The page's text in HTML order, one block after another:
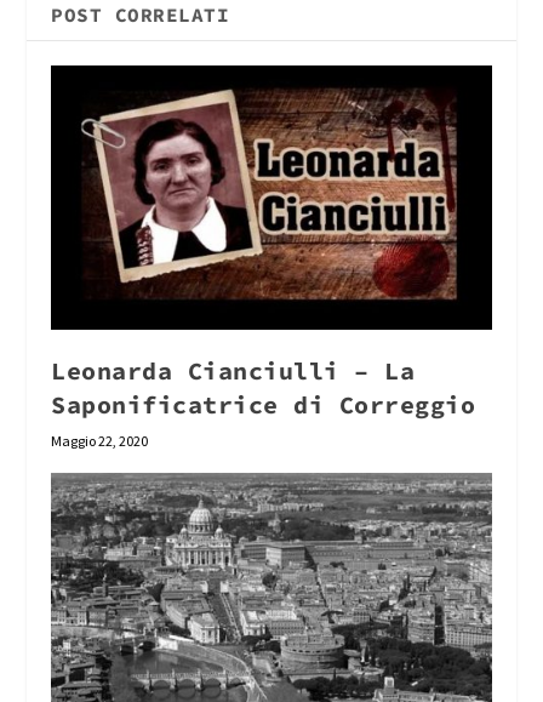
POST CORRELATI
Leonarda Cianciulli – La
Saponificatrice di Correggio
Maggio 22, 2020